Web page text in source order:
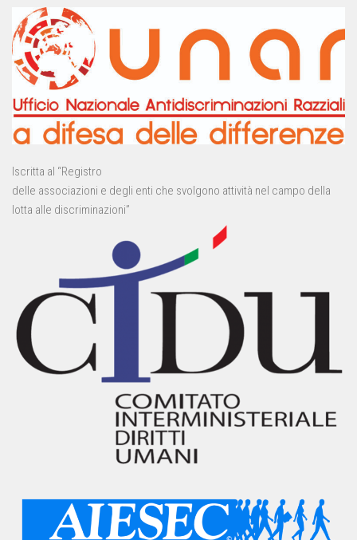
Iscritta al “Registro
delle associazioni e degli enti che svolgono attività nel campo della
lotta alle discriminazioni”